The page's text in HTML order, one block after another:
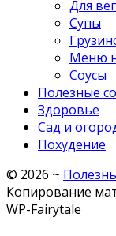
Для
Супы
Меню
Соусы
Полезные
Здоровье
Сад и
Похудение
© 2026 ~
Копирование
WP-Fairytale